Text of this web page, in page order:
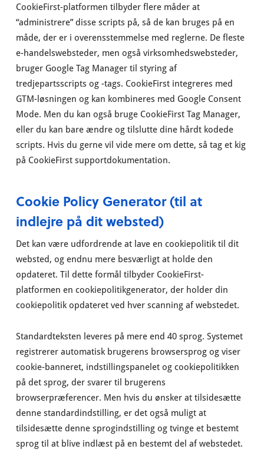
CookieFirst-platformen tilbyder flere måder at
“administrere” disse scripts på, så de kan bruges på en
måde, der er i overensstemmelse med reglerne. De fleste
e-handelswebsteder, men også virksomhedswebsteder,
bruger Google Tag Manager til styring af
tredjepartsscripts og -tags. CookieFirst integreres med
GTM-løsningen og kan kombineres med Google Consent
Mode. Men du kan også bruge CookieFirst Tag Manager,
eller du kan bare ændre og tilslutte dine hårdt kodede
scripts. Hvis du gerne vil vide mere om dette, så tag et kig
på CookieFirst supportdokumentation.
Cookie Policy Generator (til at
indlejre på dit websted)
Det kan være udfordrende at lave en cookiepolitik til dit
websted, og endnu mere besværligt at holde den
opdateret. Til dette formål tilbyder CookieFirst-
platformen en cookiepolitikgenerator, der holder din
cookiepolitik opdateret ved hver scanning af webstedet.
Standardteksten leveres på mere end 40 sprog. Systemet
registrerer automatisk brugerens browsersprog og viser
cookie-banneret, indstillingspanelet og cookiepolitikken
på det sprog, der svarer til brugerens
browserpræferencer. Men hvis du ønsker at tilsidesætte
denne standardindstilling, er det også muligt at
tilsidesætte denne sprogindstilling og tvinge et bestemt
sprog til at blive indlæst på en bestemt del af webstedet.